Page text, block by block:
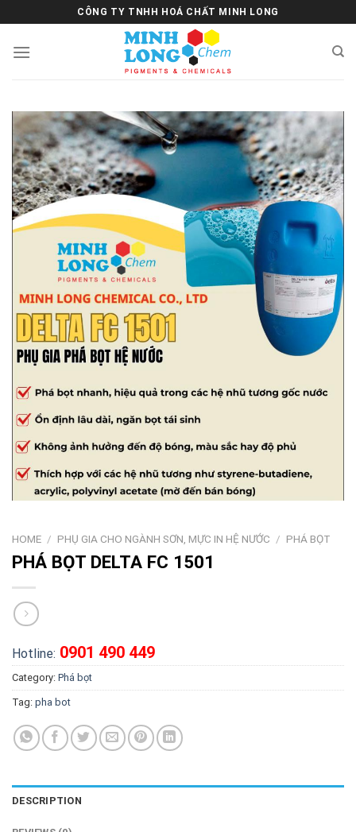
to
content
CÔNG TY TNHH HOÁ CHẤT MINH LONG
HOME / PHỤ GIA CHO NGÀNH SƠN, MỰC IN HỆ NƯỚC / PHÁ BỌT
PHÁ BỌT DELTA FC 1501
Hotline: 0901 490 449
Category: Phá bọt
Tag: pha bot
DESCRIPTION